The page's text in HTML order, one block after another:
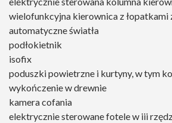
wielofunkcyjna kierownica z łopatkami
automatyczne światła
podłokietnik
isofix
poduszki powietrzne i kurtyny, w tym
wykończenie w drewnie
kamera cofania
elektrycznie sterowane fotele w iii